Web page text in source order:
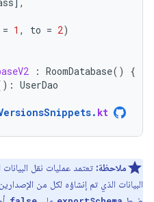
= 1 , to = 2)
: RoomDatabase()
{
UserDao
. kt
ملاحظة:
البيانات الذي تم إنشاؤه لكل من